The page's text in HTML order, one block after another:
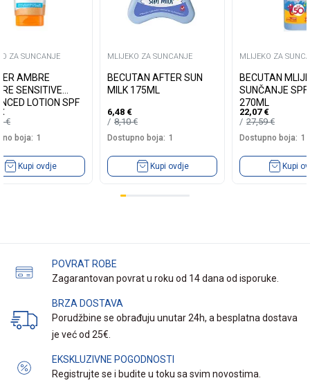
ZA SUNCANJE
AMBRE
SENSITIVE
LOTION SPF
ML
€
€
boja: 1
Kupi ovdje
MLIJEKO ZA SUNCANJE
BECUTAN AFTER SUN
MILK 175ML
6,48 €
8,10€
Dostupno boja: 1
Kupi ovdje
MLIJEKO ZA
BECUTAN
SUNČANJE
270ML
22,07 €
27,59€
Dostupno boja: 1
Kupi
POVRAT ROBE
Zagarantovan povrat u roku od 14 dana od isporuke.
BRZA DOSTAVA
Porudžbine se obrađuju unutar 24h, a besplatna dostava
je već od 25€.
EKSKLUZIVNE POGODNOSTI
Registrujte se i budite u toku sa svim novostima.